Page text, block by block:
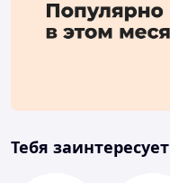
Тебя заинтересует